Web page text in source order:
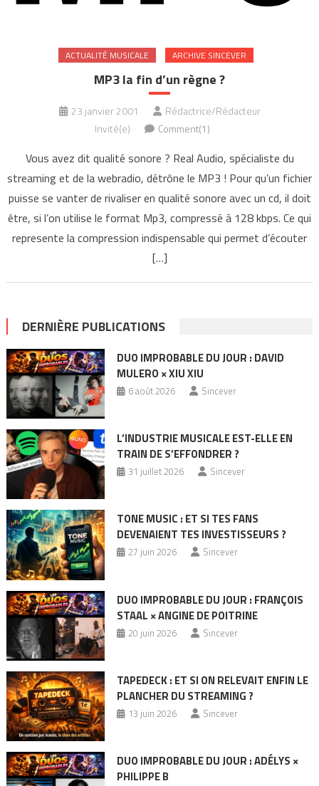
ACTUALITÉ MUSICALE ARCHIVE SINCEVER
MP3 la fin d’un règne ?
23 janvier 2001
Rédactrice/Rédacteur
Invité(e)
Comment(1)
Vous avez dit qualité sonore ? Real Audio, spécialiste du
streaming et de la webradio, détrône le MP3 ! Pour qu’un fichier
puisse se vanter de rivaliser en qualité sonore avec un cd, il doit
être, si l’on utilise le format Mp3, compressé à 128 kbps. Ce qui
represente la compression indispensable qui permet d’écouter
[…]
DERNIÈRE PUBLICATIONS
DUO IMPROBABLE DU JOUR : DAVID
MULERO × XIU XIU
6 août 2026 Sincever
L’INDUSTRIE MUSICALE EST-ELLE EN
TRAIN DE S’EFFONDRER ?
31 juillet 2026 Sincever
TONE MUSIC : ET SI TES FANS
DEVENAIENT TES INVESTISSEURS ?
27 juin 2026 Sincever
DUO IMPROBABLE DU JOUR : FRANÇOIS
STAAL × ANGINE DE POITRINE
20 juin 2026 Sincever
TAPEDECK : ET SI ON RELEVAIT ENFIN LE
PLANCHER DU STREAMING ?
13 juin 2026 Sincever
DUO IMPROBABLE DU JOUR : ADÉLYS ×
PHILIPPE B